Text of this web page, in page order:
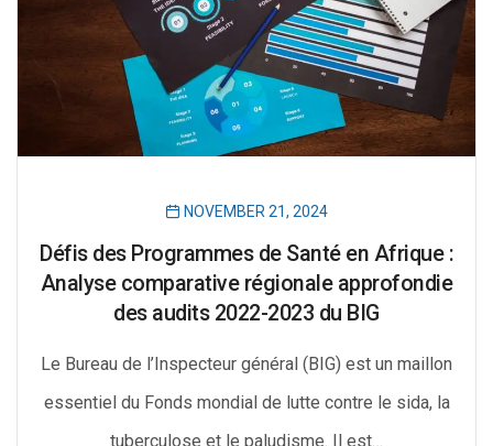
NOVEMBER 21, 2024
Défis des Programmes de Santé en Afrique :
Analyse comparative régionale approfondie
des audits 2022-2023 du BIG
Le Bureau de l’Inspecteur général (BIG) est un maillon
essentiel du Fonds mondial de lutte contre le sida, la
tuberculose et le paludisme. Il est…